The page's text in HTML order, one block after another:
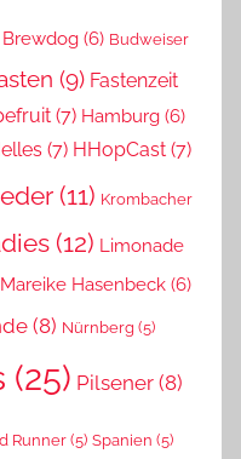
Brewdog (6) Budweiser
(9) Fastenzeit
(7) Hamburg (6)
(7) HHopCast (7)
(11) Krombacher
(12) Limonade
Mareike Hasenbeck (6)
(8) Nürnberg (5)
(25) Pilsener (8)
Runner(5) Spanien (5)